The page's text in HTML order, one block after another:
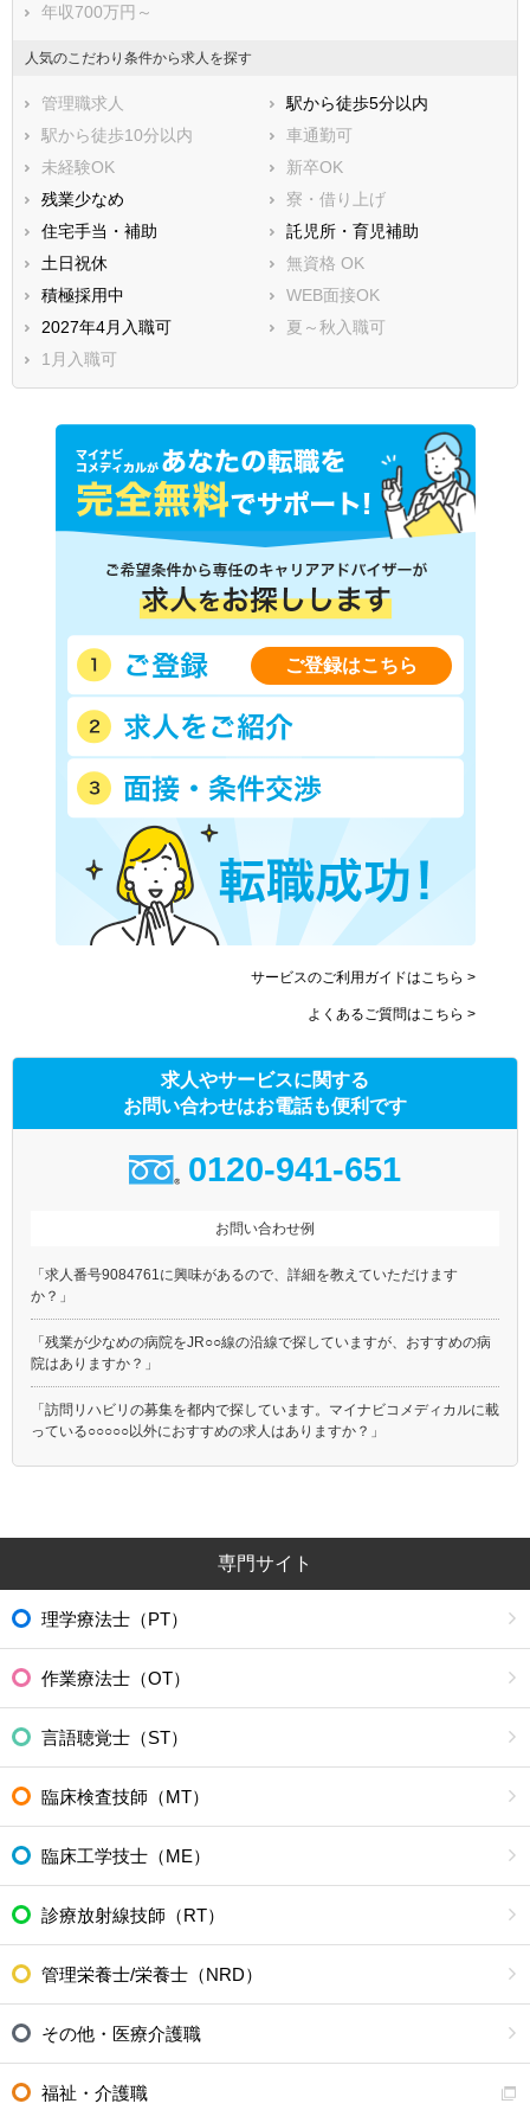
年収700万円～
人気のこだわり条件から求人を探す
管理職求人
駅から徒歩5分以内
駅から徒歩10分以内
車通勤可
未経験OK
新卒OK
残業少なめ
寮・借り上げ
住宅手当・補助
託児所・育児補助
土日祝休
無資格 OK
積極採用中
WEB面接OK
2027年4月入職可
夏～秋入職可
1月入職可
ご登録はこちら
サービスのご利用ガイドはこちら >
よくあるご質問はこちら >
求人やサービスに関する
お問い合わせはお電話も便利です
0120-941-651
お問い合わせ例
「求人番号9084761に興味があるので、詳細を教えていただけます
か？」
「残業が少なめの病院をJR○○線の沿線で探していますが、おすすめの病
院はありますか？」
「訪問リハビリの募集を都内で探しています。マイナビコメディカルに載
っている○○○○○以外におすすめの求人はありますか？」
専門サイト
理学療法士（PT）
作業療法士（OT）
言語聴覚士（ST）
臨床検査技師（MT）
臨床工学技士（ME）
診療放射線技師（RT）
管理栄養士/栄養士（NRD）
その他・医療介護職
福祉・介護職